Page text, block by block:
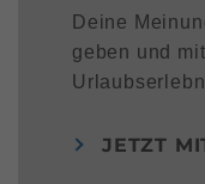
Deine
geben und
JETZT